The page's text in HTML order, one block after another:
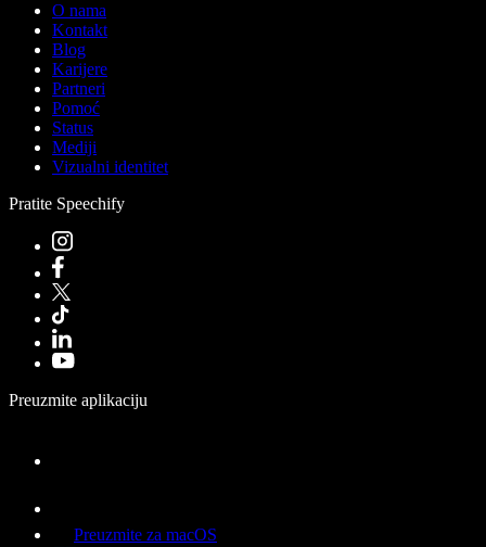
O nama
Kontakt
Blog
Karijere
Partneri
Pomoć
Status
Mediji
Vizualni identitet
Pratite Speechify
Preuzmite aplikaciju
Preuzmite za macOS